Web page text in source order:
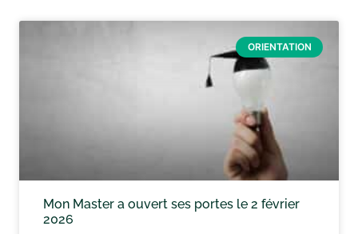
ORIENTATION
Mon Master a ouvert ses portes le 2 février
2026